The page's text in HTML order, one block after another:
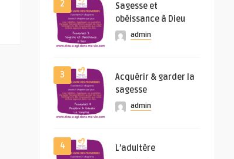
2
Sagesse et
obéissance à Dieu
admin
3
Acquérir & garder la
sagesse
admin
4 L’adultère